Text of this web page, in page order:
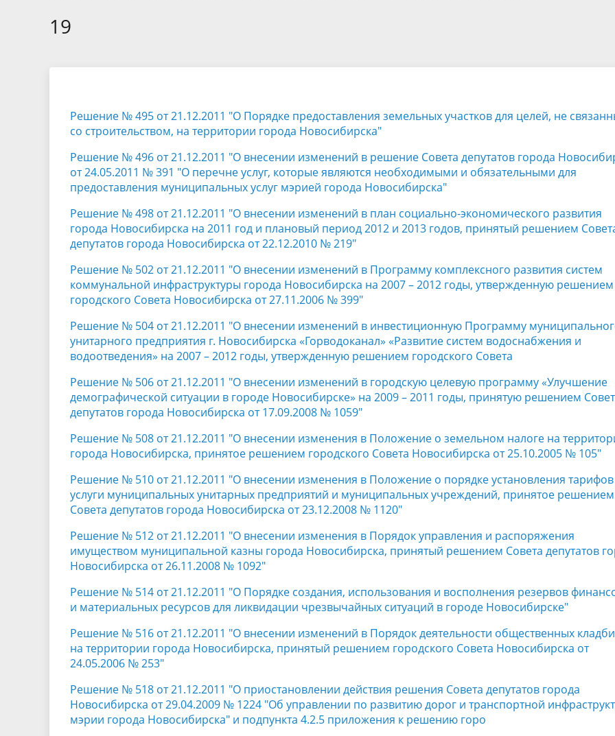
Отчет о работе
решений
муниципальной службы
фактах коррупции
выделяемых бюджетных
19
Решение № 495 от 21.12.2011 "О Порядке предоставления земельных участков для целей, не
со строительством, на территории города Новосибирска"
Решение № 496 от 21.12.2011 "О внесении изменений в решение Совета депутатов города
от 24.05.2011 № 391 "О перечне услуг, которые являются необходимыми и обязательными для
предоставления муниципальных услуг мэрией города Новосибирска"
Решение № 498 от 21.12.2011 "О внесении изменений в план социально-экономического развития
города Новосибирска на 2011 год и плановый период 2012 и 2013 годов, принятый решением
депутатов города Новосибирска от 22.12.2010 № 219"
Решение № 502 от 21.12.2011 "О внесении изменений в Программу комплексного развития систем
коммунальной инфраструктуры города Новосибирска на 2007 – 2012 годы, утвержденную решением
городского Совета Новосибирска от 27.11.2006 № 399"
Решение № 504 от 21.12.2011 "О внесении изменений в инвестиционную Программу
унитарного предприятия г. Новосибирска «Горводоканал» «Развитие систем водоснабжения и
водоотведения» на 2007 – 2012 годы, утвержденную решением городского Совета
Решение № 506 от 21.12.2011 "О внесении изменений в городскую целевую программу «Улучшение
демографической ситуации в городе Новосибирске» на 2009 – 2011 годы, принятую решением
депутатов города Новосибирска от 17.09.2008 № 1059"
Решение № 508 от 21.12.2011 "О внесении изменения в Положение о земельном налоге на
города Новосибирска, принятое решением городского Совета Новосибирска от 25.10.2005 № 105"
Решение № 510 от 21.12.2011 "О внесении изменения в Положение о порядке установления
услуги муниципальных унитарных предприятий и муниципальных учреждений, принятое решением
Совета депутатов города Новосибирска от 23.12.2008 № 1120"
Решение № 512 от 21.12.2011 "О внесении изменения в Порядок управления и распоряжения
имуществом муниципальной казны города Новосибирска, принятый решением Совета депутатов
Новосибирска от 26.11.2008 № 1092"
Решение № 514 от 21.12.2011 "О Порядке создания, использования и восполнения резервов
и материальных ресурсов для ликвидации чрезвычайных ситуаций в городе Новосибирске"
Решение № 516 от 21.12.2011 "О внесении изменений в Порядок деятельности общественных
на территории города Новосибирска, принятый решением городского Совета Новосибирска от
24.05.2006 № 253"
Решение № 518 от 21.12.2011 "О приостановлении действия решения Совета депутатов города
Новосибирска от 29.04.2009 № 1224 "Об управлении по развитию дорог и транспортной
мэрии города Новосибирска" и подпункта 4.2.5 приложения к решению горо